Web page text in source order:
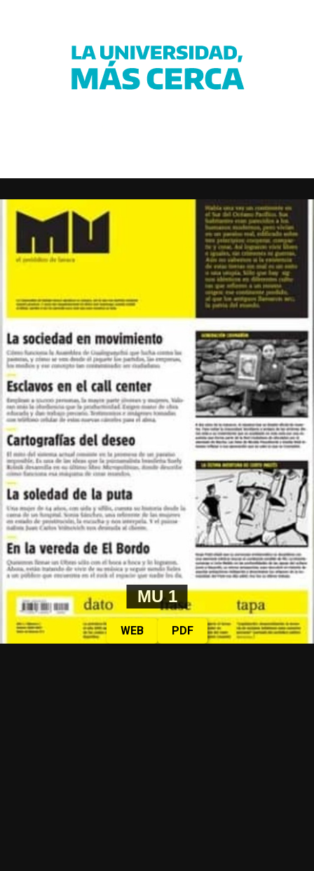
MU 1
WEB PDF